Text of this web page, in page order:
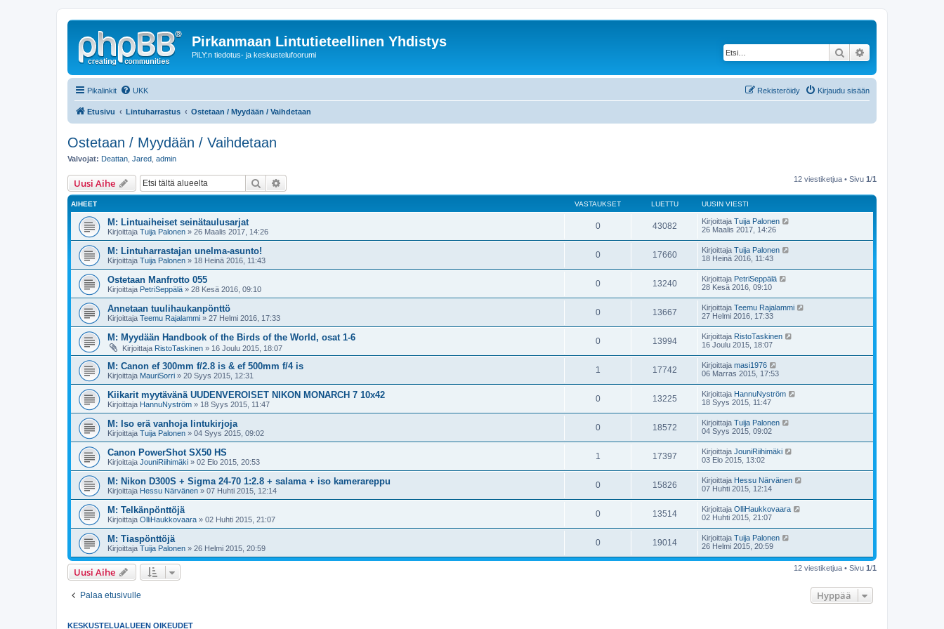
Pirkanmaan Lintutieteellinen Yhdistys
PiLY:n tiedotus- ja keskustelufoorumi Etsi
Pikalinkit UKK Kirjaudu sisään
Rekisteröidy
Etusivu Lintuharrastus Ostetaan / Myydään / Vaihdetaan
Ostetaan / Myydään / Vaihdetaan
Valvojat: Deattan Jared admin
Uusi Aihe Etsi 12 viestiketjua • Sivu 1/1
AIHEET VASTAUKSET LUETTU UUSIN VIESTI
M: Lintuaiheiset seinätaulusarjat
Kirjoittaja Tuija Palonen » 26 Maalis 2017, 14:26
0 43082 Kirjoittaja Tuija Palonen
26 Maalis 2017, 14:26
M: Lintuharrastajan unelma-asunto!
Kirjoittaja Tuija Palonen » 18 Heinä 2016, 11:43
0 17660 Kirjoittaja Tuija Palonen
18 Heinä 2016, 11:43
Ostetaan Manfrotto 055
Kirjoittaja PetriSeppälä » 28 Kesä 2016, 09:10
0 13240 Kirjoittaja PetriSeppälä
28 Kesä 2016, 09:10
Annetaan tuulihaukanpönttö
Kirjoittaja Teemu Rajalammi » 27 Helmi 2016, 17:33
0 13667 Kirjoittaja Teemu Rajalammi
27 Helmi 2016, 17:33
M: Myydään Handbook of the Birds of the World, osat 1-6
Kirjoittaja RistoTaskinen » 16 Joulu 2015, 18:07
0 13994 Kirjoittaja RistoTaskinen
16 Joulu 2015, 18:07
M: Canon ef 300mm f/2.8 is & ef 500mm f/4 is
Kirjoittaja MauriSorri » 20 Syys 2015, 12:31
1 17742 Kirjoittaja masi1976
06 Marras 2015, 17:53
Kiikarit myytävänä UUDENVEROISET NIKON MONARCH 7 10x42
Kirjoittaja HannuNyström » 18 Syys 2015, 11:47
0 13225 Kirjoittaja HannuNyström
18 Syys 2015, 11:47
M: Iso erä vanhoja lintukirjoja
Kirjoittaja Tuija Palonen » 04 Syys 2015, 09:02
0 18572 Kirjoittaja Tuija Palonen
04 Syys 2015, 09:02
Canon PowerShot SX50 HS
Kirjoittaja JouniRiihimäki » 02 Elo 2015, 20:53
1 17397 Kirjoittaja JouniRiihimäki
03 Elo 2015, 13:02
M: Nikon D300S + Sigma 24-70 1:2.8 + salama + iso kamerareppu
Kirjoittaja Hessu Närvänen » 07 Huhti 2015, 12:14
0 15826 Kirjoittaja Hessu Närvänen
07 Huhti 2015, 12:14
M: Telkänpönttöjä
Kirjoittaja OlliHaukkovaara » 02 Huhti 2015, 21:07
0 13514 Kirjoittaja OlliHaukkovaara
02 Huhti 2015, 21:07
M: Tiaspönttöjä
Kirjoittaja Tuija Palonen » 26 Helmi 2015, 20:59
0 19014 Kirjoittaja Tuija Palonen
26 Helmi 2015, 20:59
Uusi Aihe 12 viestiketjua • Sivu 1/1
Palaa etusivulle Hyppää
KESKUSTELUALUEEN OIKEUDET